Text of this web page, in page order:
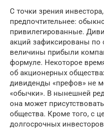
С точки зрения
предпочтительнее:
привилегированные.
акций зафиксированы по
величины прибыли
формуле. Некоторое
об акционерных
дивиденды «префов» не
«обычки». В нынешней
она может
общества. Кроме того, с
долгосрочных